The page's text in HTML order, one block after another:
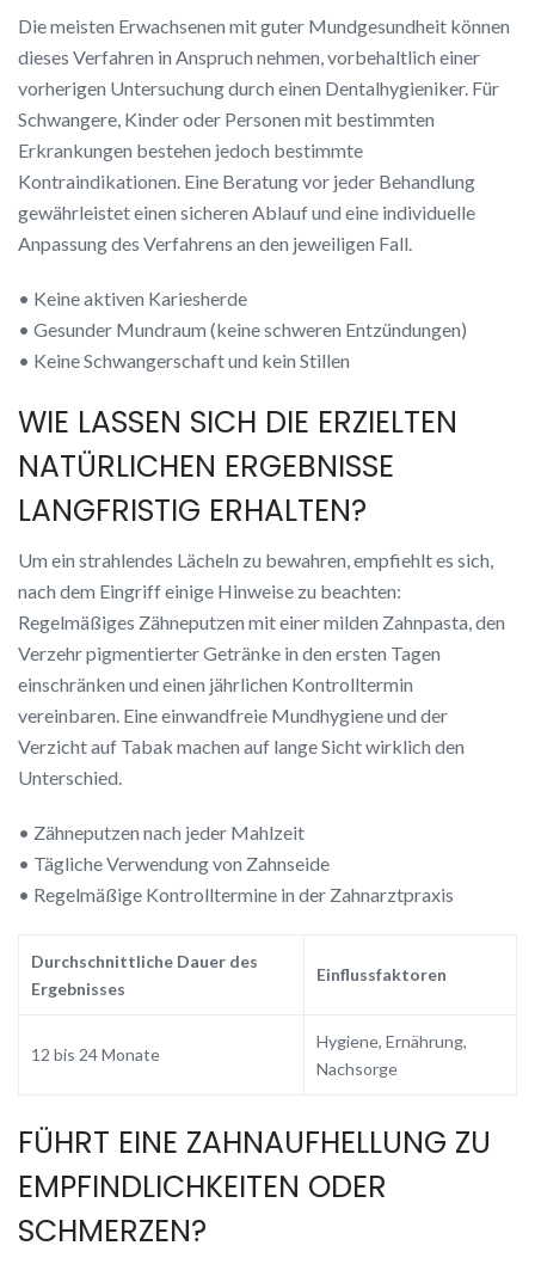
Die meisten Erwachsenen mit guter Mundgesundheit können
dieses Verfahren in Anspruch nehmen, vorbehaltlich einer
vorherigen Untersuchung durch einen Dentalhygieniker. Für
Schwangere, Kinder oder Personen mit bestimmten
Erkrankungen bestehen jedoch bestimmte
Kontraindikationen. Eine Beratung vor jeder Behandlung
gewährleistet einen sicheren Ablauf und eine individuelle
Anpassung des Verfahrens an den jeweiligen Fall.
• Keine aktiven Kariesherde
• Gesunder Mundraum (keine schweren Entzündungen)
• Keine Schwangerschaft und kein Stillen
WIE LASSEN SICH DIE ERZIELTEN
NATÜRLICHEN ERGEBNISSE
LANGFRISTIG ERHALTEN?
Um ein strahlendes Lächeln zu bewahren, empfiehlt es sich,
nach dem Eingriff einige Hinweise zu beachten:
Regelmäßiges Zähneputzen mit einer milden Zahnpasta, den
Verzehr pigmentierter Getränke in den ersten Tagen
einschränken und einen jährlichen Kontrolltermin
vereinbaren. Eine einwandfreie Mundhygiene und der
Verzicht auf Tabak machen auf lange Sicht wirklich den
Unterschied.
• Zähneputzen nach jeder Mahlzeit
• Tägliche Verwendung von Zahnseide
• Regelmäßige Kontrolltermine in der Zahnarztpraxis
Durchschnittliche Dauer des
Ergebnisses
Einflussfaktoren
12 bis 24 Monate
Hygiene, Ernährung,
Nachsorge
FÜHRT EINE ZAHNAUFHELLUNG ZU
EMPFINDLICHKEITEN ODER
SCHMERZEN?